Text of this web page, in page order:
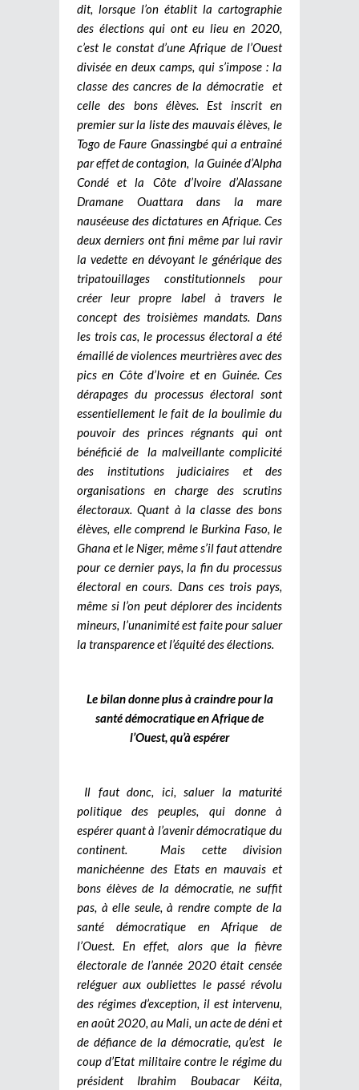
dit, lorsque l’on établit la cartographie
des élections qui ont eu lieu en 2020,
c’est le constat d’une Afrique de l’Ouest
divisée en deux camps, qui s’impose : la
classe des cancres de la démocratie et
celle des bons élèves. Est inscrit en
premier sur la liste des mauvais élèves, le
Togo de Faure Gnassingbé qui a entraîné
par effet de contagion, la Guinée d’Alpha
Condé et la Côte d’Ivoire d’Alassane
Dramane Ouattara dans la mare
nauséeuse des dictatures en Afrique. Ces
deux derniers ont fini même par lui ravir
la vedette en dévoyant le générique des
tripatouillages constitutionnels pour
créer leur propre label à travers le
concept des troisièmes mandats. Dans
les trois cas, le processus électoral a été
émaillé de violences meurtrières avec des
pics en Côte d’Ivoire et en Guinée. Ces
dérapages du processus électoral sont
essentiellement le fait de la boulimie du
pouvoir des princes régnants qui ont
bénéficié de la malveillante complicité
des institutions judiciaires et des
organisations en charge des scrutins
électoraux. Quant à la classe des bons
élèves, elle comprend le Burkina Faso, le
Ghana et le Niger, même s’il faut attendre
pour ce dernier pays, la fin du processus
électoral en cours. Dans ces trois pays,
même si l’on peut déplorer des incidents
mineurs, l’unanimité est faite pour saluer
la transparence et l’équité des élections.
Le bilan donne plus à craindre pour la
santé démocratique en Afrique de
l’Ouest, qu’à espérer
Il faut donc, ici, saluer la maturité
politique des peuples, qui donne à
espérer quant à l’avenir démocratique du
continent. Mais cette division
manichéenne des Etats en mauvais et
bons élèves de la démocratie, ne suffit
pas, à elle seule, à rendre compte de la
santé démocratique en Afrique de
l’Ouest. En effet, alors que la fièvre
électorale de l’année 2020 était censée
reléguer aux oubliettes le passé révolu
des régimes d’exception, il est intervenu,
en août 2020, au Mali, un acte de déni et
de défiance de la démocratie, qu’est le
coup d’Etat militaire contre le régime du
président Ibrahim Boubacar Kéita,